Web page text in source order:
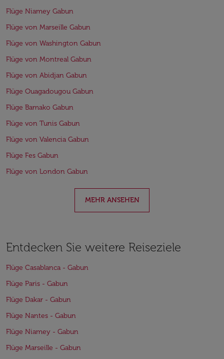
Flüge Niamey Gabun
Flüge von Marseille Gabun
Flüge von Washington Gabun
Flüge von Montreal Gabun
Flüge von Abidjan Gabun
Flüge Ouagadougou Gabun
Flüge Bamako Gabun
Flüge von Tunis Gabun
Flüge von Valencia Gabun
Flüge Fes Gabun
Flüge von London Gabun
MEHR ANSEHEN
Entdecken Sie weitere Reiseziele
Flüge Casablanca - Gabun
Flüge Paris - Gabun
Flüge Dakar - Gabun
Flüge Nantes - Gabun
Flüge Niamey - Gabun
Flüge Marseille - Gabun